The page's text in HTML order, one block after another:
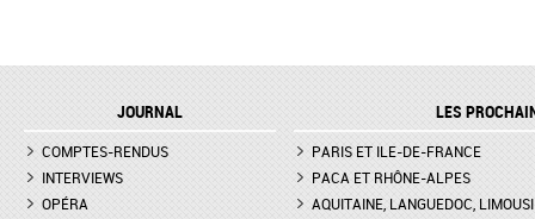
JOURNAL
COMPTES-RENDUS
INTERVIEWS
OPÉRA
LES
PARIS ET ILE-DE-FRANCE
PACA ET RHÔNE-ALPES
AQUITAINE, LANGUEDOC,